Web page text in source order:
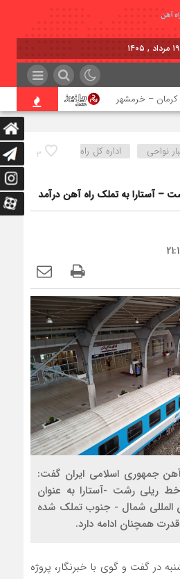
– خرمشهر اجرای پروژه
3 نواحی
اداره کل راه
جمهوری اسلامی ایران گفت:
از خط ریلی رشت -آستارا به عنوان
المللی شمال - جنوب تملک شده
همچنان ادامه دارد.
در گفت و گوی با خبرنگار، پروژه